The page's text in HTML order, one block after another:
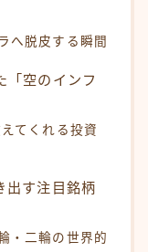
へ脱皮する瞬間
「空のインフ
てくれる投資
出す注目銘柄
・二輪の世界的